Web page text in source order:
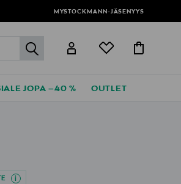
MYSTOCKMANN-JÄSENYYS
label.header.go
JOPA –40 % OUTLET